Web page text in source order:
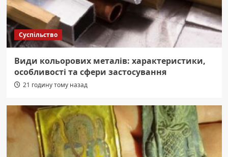
Суспільство
Види кольорових металів: характеристики,
особливості та сфери застосування
21 годину тому назад